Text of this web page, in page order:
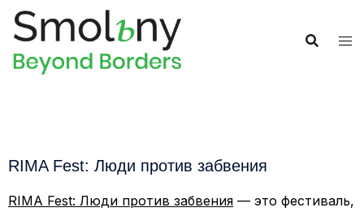
RIMA Fest: Люди против забвения
RIMA Fest: Люди против забвения — это фестиваль,